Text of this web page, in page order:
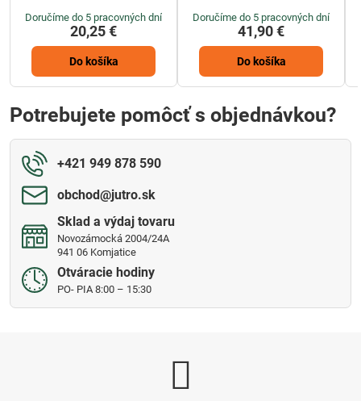
Doručíme do 5 pracovných dní
20,25 €
Do košíka
Doručíme do 5 pracovných dní
41,90 €
Do košíka
Potrebujete pomôcť s objednávkou?
+421 949 878 590
obchod​@jutro​.sk
Sklad a výdaj tovaru
Novozámocká 2004/24A
941 06 Komjatice
Otváracie hodiny
PO- PIA 8:00 – 15:30